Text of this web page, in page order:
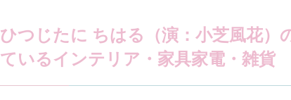
ひつじたに ちはる（演：小芝風花）
ているインテリア・家具家電・雑貨